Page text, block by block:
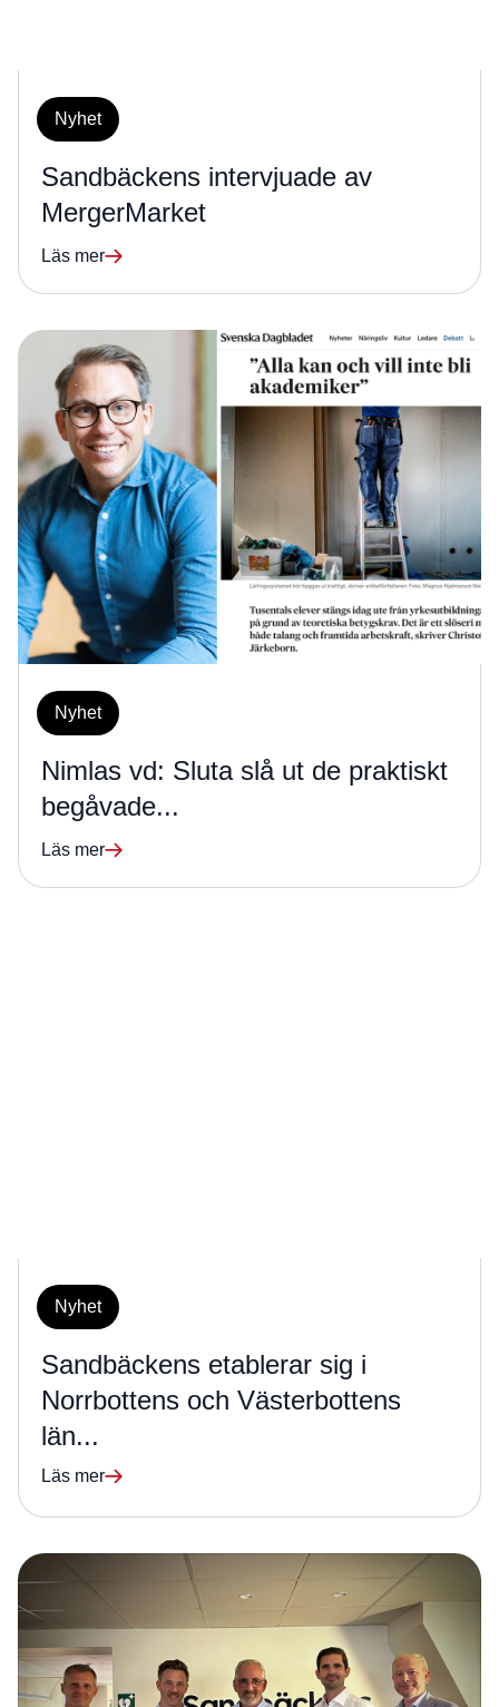
Nyhet
Sandbäckens intervjuade av
MergerMarket
Läs mer
Nyhet
Nimlas vd: Sluta slå ut de praktiskt
begåvade...
Läs mer
Nyhet
Sandbäckens etablerar sig i
Norrbottens och Västerbottens
län...
Läs mer